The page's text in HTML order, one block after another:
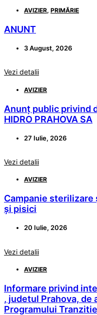
AVIZIER, PRIMĂRIE
ANUNT
3 August, 2026
Vezi detalii
AVIZIER
Anunț public privind
HIDRO PRAHOVA SA
27 Iulie, 2026
Vezi detalii
AVIZIER
Campanie
și pisici
20 Iulie, 2026
Vezi detalii
AVIZIER
Informare privind
, judetul Prahova, de
Programului